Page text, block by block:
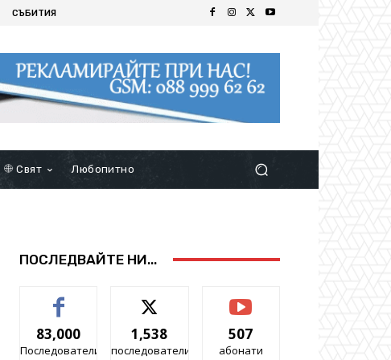
СЪБИТИЯ
Свят Любопитно
ПОСЛЕДВАЙТЕ НИ...
83,000
Последователи
1,538
последователи
507
абонати